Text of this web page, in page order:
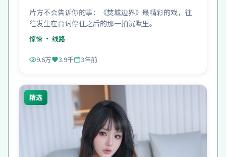
片方不会告诉你的事：《焚城边界》最精彩的戏，往
往发生在台词停住之后的那一拍沉默里。
惊悚 · 线路
9.6万 3.9千 3年前
精选